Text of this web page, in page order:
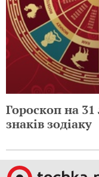
Гороскоп на 31
знаків зодіаку